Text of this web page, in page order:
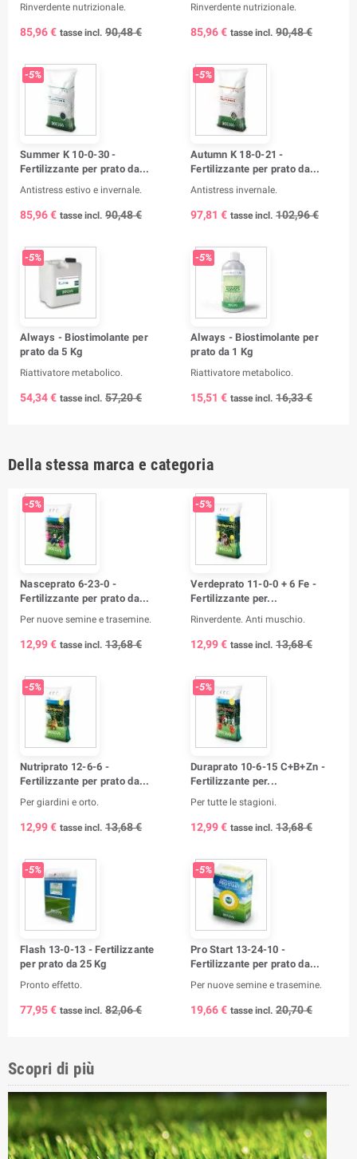
Rinverdente nutrizionale.
85,96 € tasse incl. 90,48 €
Rinverdente nutrizionale.
85,96 € tasse incl. 90,48 €
-5%
Summer K 10-0-30 -
Fertilizzante per prato da...
Antistress estivo e invernale.
85,96 € tasse incl. 90,48 €
-5%
Autumn K 18-0-21 -
Fertilizzante per prato da...
Antistress invernale.
97,81 € tasse incl. 102,96 €
-5%
Always - Biostimolante per
prato da 5 Kg
Riattivatore metabolico.
54,34 € tasse incl. 57,20 €
-5%
Always - Biostimolante per
prato da 1 Kg
Riattivatore metabolico.
15,51 € tasse incl. 16,33 €
Della stessa marca e categoria
-5%
Nasceprato 6-23-0 -
Fertilizzante per prato da...
Per nuove semine e trasemine.
12,99 € tasse incl. 13,68 €
-5%
Verdeprato 11-0-0 + 6 Fe -
Fertilizzante per...
Rinverdente. Anti muschio.
12,99 € tasse incl. 13,68 €
-5%
Nutriprato 12-6-6 -
Fertilizzante per prato da...
Per giardini e orto.
12,99 € tasse incl. 13,68 €
-5%
Duraprato 10-6-15 C+B+Zn -
Fertilizzante per...
Per tutte le stagioni.
12,99 € tasse incl. 13,68 €
-5%
Flash 13-0-13 - Fertilizzante
per prato da 25 Kg
Pronto effetto.
77,95 € tasse incl. 82,06 €
-5%
Pro Start 13-24-10 -
Fertilizzante per prato da...
Per nuove semine e trasemine.
19,66 € tasse incl. 20,70 €
Scopri di più